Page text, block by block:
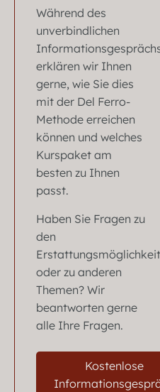
Während des
unverbindlichen
erklären wir Ihnen
gerne, wie Sie dies
mit der Del Ferro-
Methode erreichen
können und welches
Kurspaket am
besten zu Ihnen
passt.
Haben Sie Fragen zu
den
oder zu anderen
Themen? Wir
beantworten gerne
alle Ihre Fragen.
Kostenlose